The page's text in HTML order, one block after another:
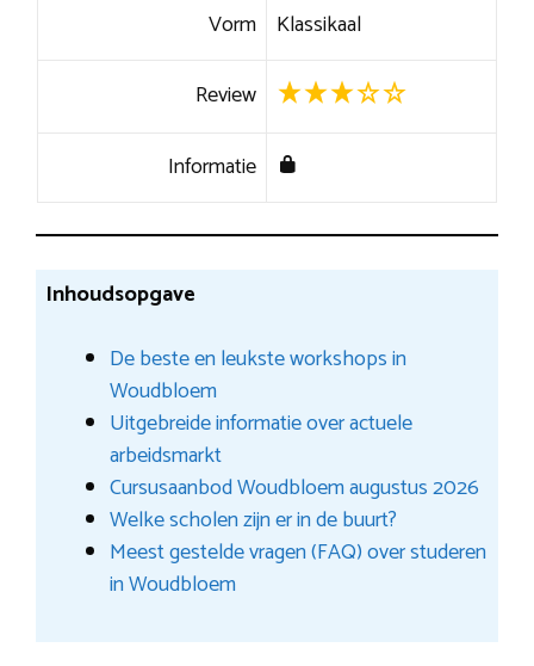
Vorm Klassikaal
Review
Informatie
Inhoudsopgave
De beste en leukste workshops in
Woudbloem
Uitgebreide informatie over actuele
arbeidsmarkt
Cursusaanbod Woudbloem augustus 2026
Welke scholen zijn er in de buurt?
Meest gestelde vragen (FAQ) over studeren
in Woudbloem